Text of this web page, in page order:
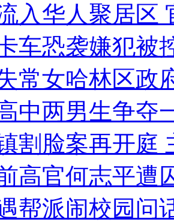
入华人聚居区
车恐袭嫌犯被
常女哈林区政
中两男生争夺
割脸案再开庭
高官何志平遭
帮派闹校园问